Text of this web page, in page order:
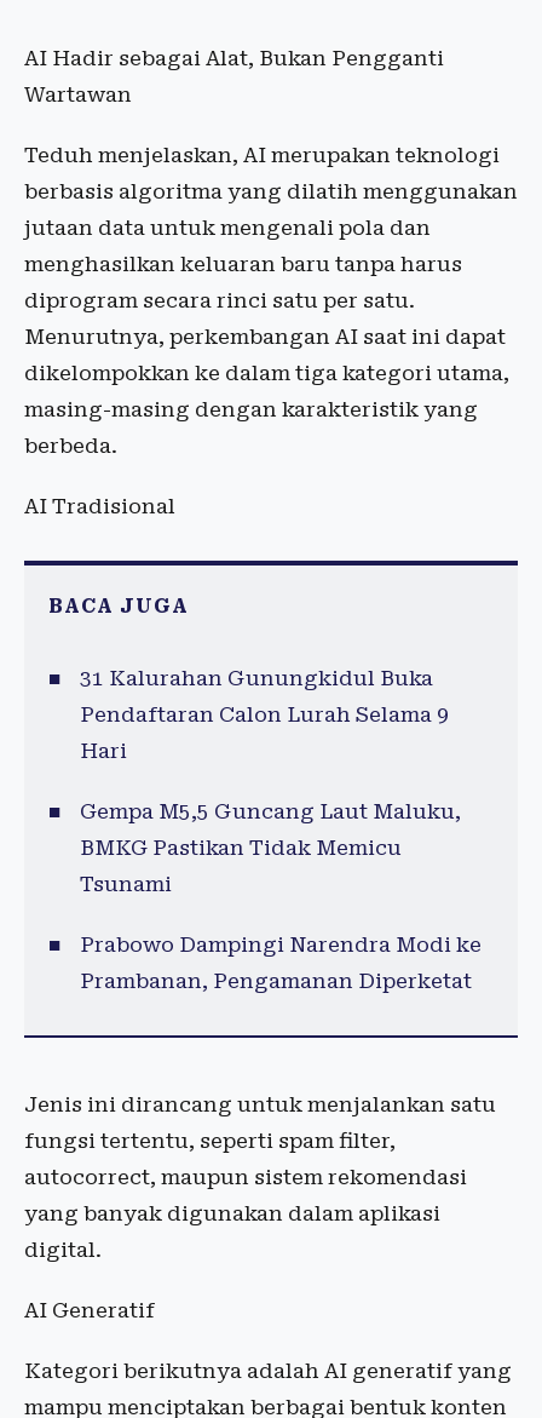
AI Hadir sebagai Alat, Bukan Pengganti
Wartawan
Teduh menjelaskan, AI merupakan teknologi
berbasis algoritma yang dilatih menggunakan
jutaan data untuk mengenali pola dan
menghasilkan keluaran baru tanpa harus
diprogram secara rinci satu per satu.
Menurutnya, perkembangan AI saat ini dapat
dikelompokkan ke dalam tiga kategori utama,
masing-masing dengan karakteristik yang
berbeda.
AI Tradisional
BACA JUGA
31 Kalurahan Gunungkidul Buka
Pendaftaran Calon Lurah Selama 9
Hari
Gempa M5,5 Guncang Laut Maluku,
BMKG Pastikan Tidak Memicu
Tsunami
Prabowo Dampingi Narendra Modi ke
Prambanan, Pengamanan Diperketat
Jenis ini dirancang untuk menjalankan satu
fungsi tertentu, seperti spam filter,
autocorrect, maupun sistem rekomendasi
yang banyak digunakan dalam aplikasi
digital.
AI Generatif
Kategori berikutnya adalah AI generatif yang
mampu menciptakan berbagai bentuk konten